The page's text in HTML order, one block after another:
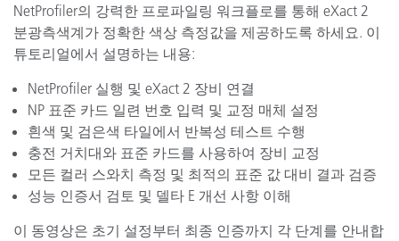
NetProfiler의 강력한 프로파일링 워크플로를 통해 eXact 2
분광측색계가 정확한 색상 측정값을 제공하도록 하세요. 이
튜토리얼에서 설명하는 내용:
NetProfiler 실행 및 eXact 2 장비 연결
NP 표준 카드 일련 번호 입력 및 교정 매체 설정
흰색 및 검은색 타일에서 반복성 테스트 수행
충전 거치대와 표준 카드를 사용하여 장비 교정
모든 컬러 스와치 측정 및 최적의 표준 값 대비 결과 검증
성능 인증서 검토 및 델타 E 개선 사항 이해
이 동영상은 초기 설정부터 최종 인증까지 각 단계를 안내합